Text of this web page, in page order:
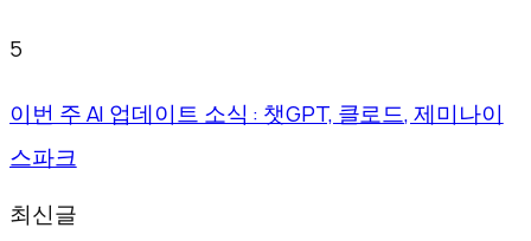
5
이번 주 AI 업데이트 소식 : 챗GPT, 클로드, 제미나이
스파크
최신글